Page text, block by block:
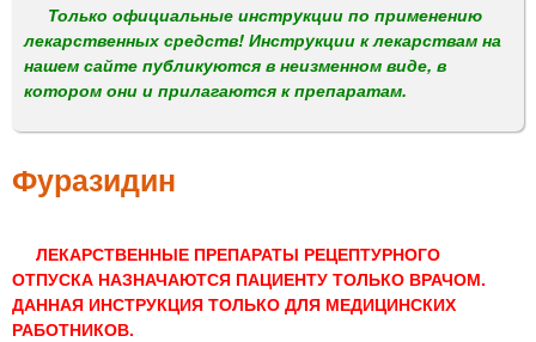
м
е
н
Только официальные инструкции по применению
лекарственных средств! Инструкции к лекарствам на
нашем сайте публикуются в неизменном виде, в
котором они и прилагаются к препаратам.
Фуразидин
ЛЕКАРСТВЕННЫЕ ПРЕПАРАТЫ РЕЦЕПТУРНОГО
ОТПУСКА НАЗНАЧАЮТСЯ ПАЦИЕНТУ ТОЛЬКО ВРАЧОМ.
ДАННАЯ ИНСТРУКЦИЯ ТОЛЬКО ДЛЯ МЕДИЦИНСКИХ
РАБОТНИКОВ.